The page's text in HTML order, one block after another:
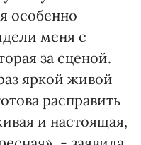
особенно
меня с
за сценой.
яркой живой
расправить
и настоящая,